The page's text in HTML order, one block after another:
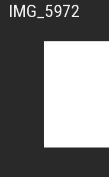
IMG_5972